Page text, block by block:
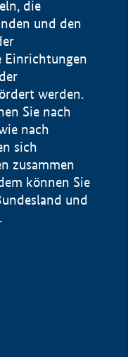
die
und den
Einrichtungen
werden.
Sie nach
nach
sich
zusammen
können Sie
und